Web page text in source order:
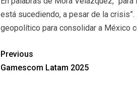
está sucediendo, a pesar de la
geopolítico para consolidar a México
Previous
Gamescom Latam 2025